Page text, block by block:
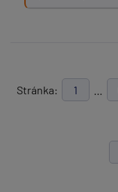
Stránka: 1